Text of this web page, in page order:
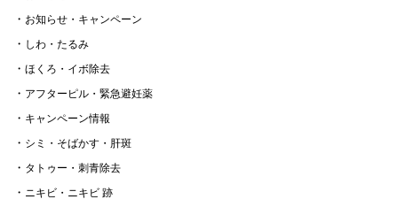
お知らせ・キャンペーン
しわ・たるみ
ほくろ・イボ除去
アフターピル・緊急避妊薬
キャンペーン情報
シミ・そばかす・肝斑
タトゥー・刺青除去
ニキビ・ニキビ 跡